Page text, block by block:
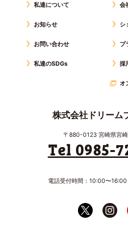
私達について
お知らせ
お問い合わせ
私達のSDGs
会
シ
プ
採
オ
株式会社ドリーム
〒880-0123 宮崎県宮
Tel 0985-
電話受付時間：10:00〜